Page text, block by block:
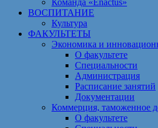
Команда «Enactus»
ВОСПИТАНИЕ
Культура
ФАКУЛЬТЕТЫ
Экономика и
О факультете
Специальности
Администрация
Расписание занятий
Документации
Коммерция, таможенное
О факультете